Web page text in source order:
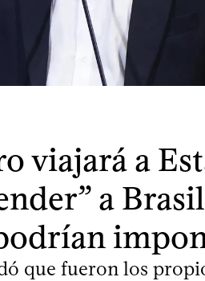
viajará a
a
que fueron los